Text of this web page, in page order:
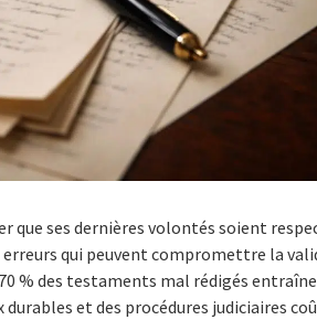
que ses dernières volontés soient
qui peuvent compromettre la
% des testaments mal rédigés
et des procédures judiciaires